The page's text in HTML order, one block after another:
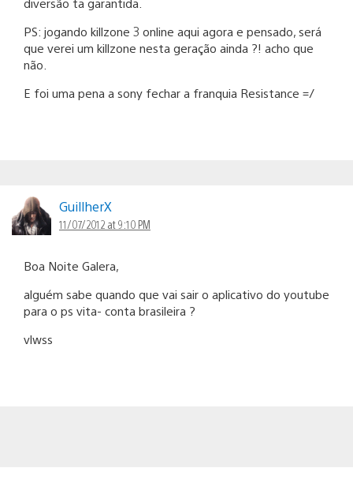
PS: jogando killzone 3 online aqui agora e pensado, será
que verei um killzone nesta geração ainda ?! acho que
não.
E foi uma pena a sony fechar a franquia Resistance =/
GuillherX
11/07/2012 at 9:10 PM
Boa Noite Galera,
alguém sabe quando que vai sair o aplicativo do youtube
para o ps vita- conta brasileira ?
vlwss